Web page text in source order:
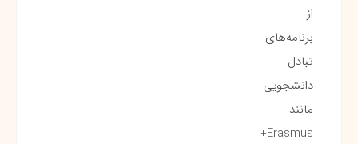
از
برنامه‌های
تبادل
دانشجویی
مانند
Erasmus+